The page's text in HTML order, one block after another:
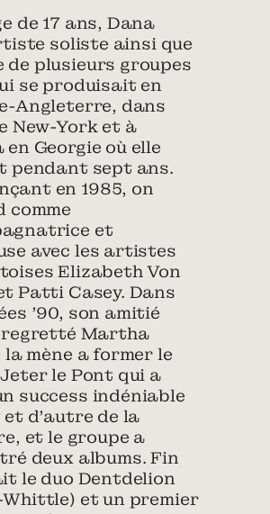
de 17 ans, Dana
soliste ainsi que
de plusieurs groupes
se produisait en
Angleterre, dans
New-York et à
Georgie où elle
pendant sept ans.
en 1985, on
comme
et
avec les artistes
Elizabeth Von
Patti Casey. Dans
’90, son amitié
Martha
mène a former le
le Pont qui a
success indéniable
d’autre de la
et le groupe a
deux albums. Fin
le duo Dentdelion
et un premier